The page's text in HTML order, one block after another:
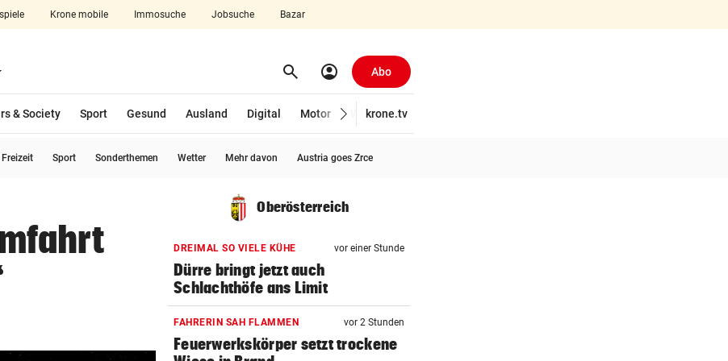
Krone mobile Immosuche Jobsuche Bazar
Menü aufklappen search Suchen
account_circle Abo
& Society Sport Gesund Ausland Digital Motor Wirtschaft
krone.tv
Sport Sonderthemen Wetter Mehr davon Austria goes Zrce
Oberösterreich
DREIMAL SO VIELE KÜHE vor einer Stunde
Dürre bringt jetzt auch
Schlachthöfe ans Limit
FAHRERIN SAH FLAMMEN vor 2 Stunden
Feuerwerkskörper setzt trockene